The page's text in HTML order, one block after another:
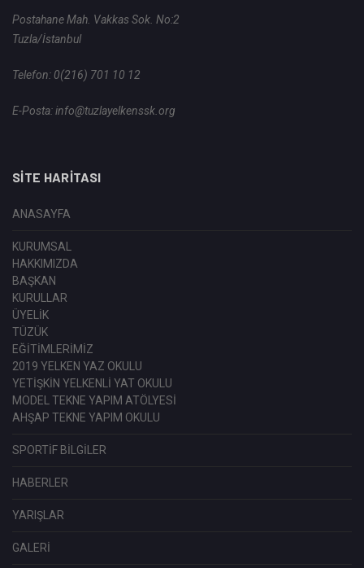
Postahane Mah. Vakkas Sok. No:2
Tuzla/İstanbul
Telefon: 0(216) 701 10 12
E-Posta:info@tuzlayelkenssk.org
SITE HARITASI
ANASAYFA
KURUMSAL
HAKKIMIZDA
BAŞKAN
KURULLAR
ÜYELİK
TÜZÜK
EĞİTİMLERİMİZ
2019 YELKEN YAZ OKULU
YETİŞKİN YELKENLİ YAT OKULU
MODEL TEKNE YAPIM ATÖLYESİ
AHŞAP TEKNE YAPIM OKULU
SPORTİF BİLGİLER
HABERLER
YARIŞLAR
GALERİ